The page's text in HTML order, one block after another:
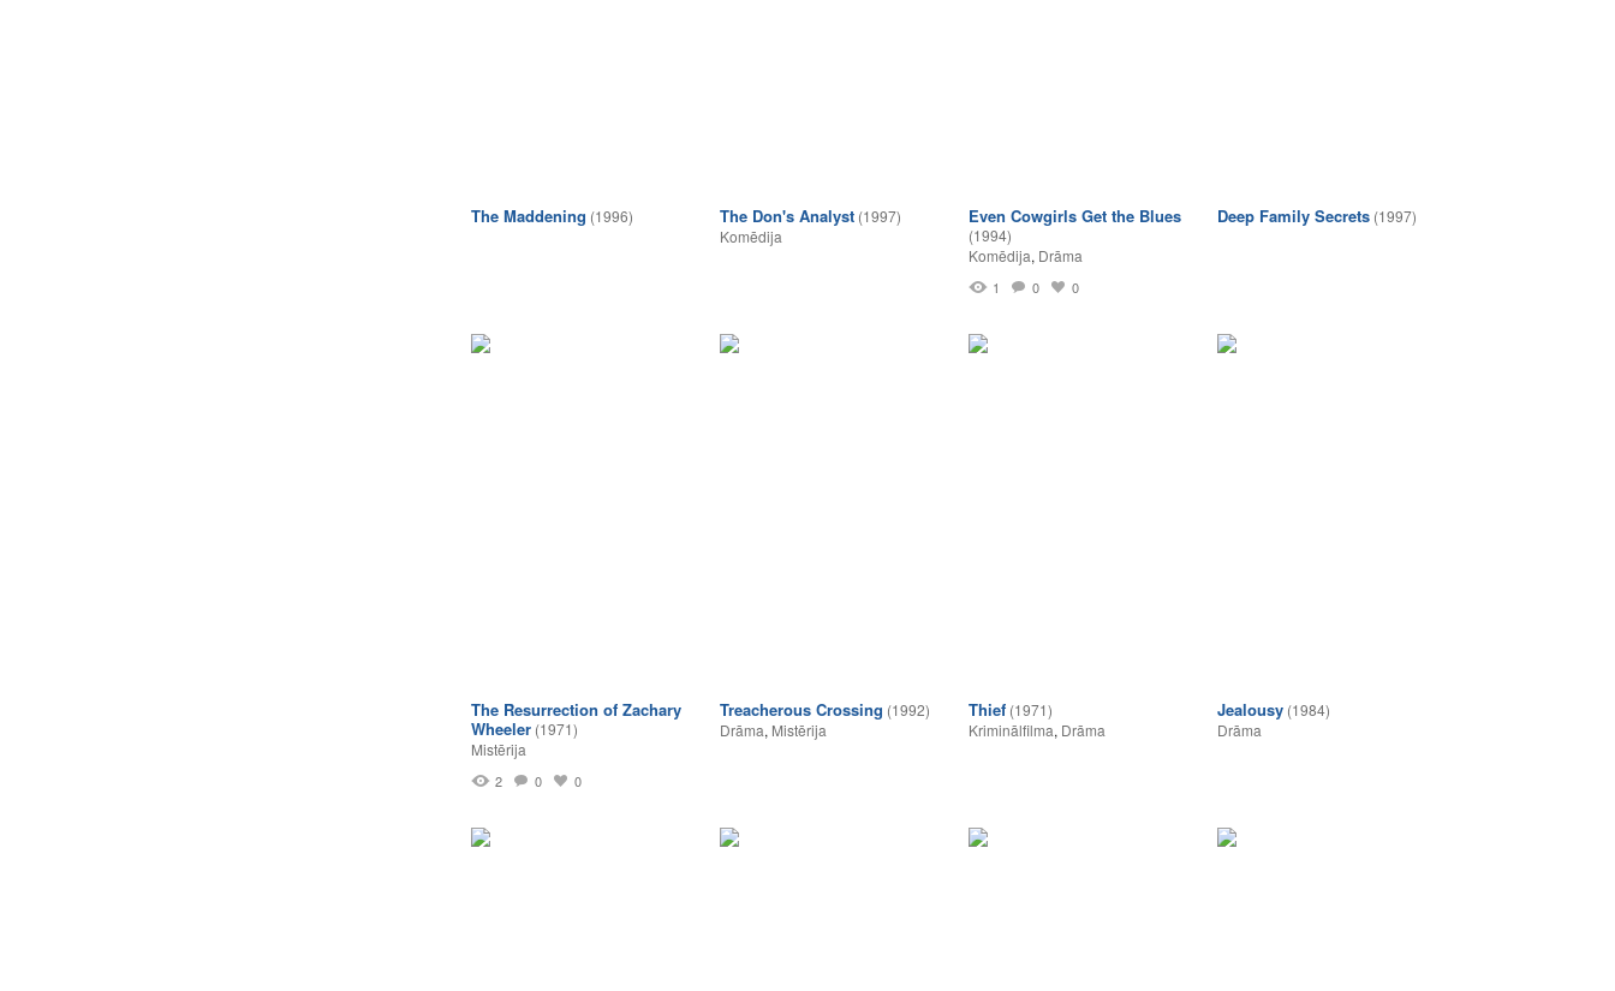
The Maddening (1996) The Don's Analyst (1997)
Komēdija
Even Cowgirls Get the Blues
(1994)
Komēdija, Drāma
1 0 0
Deep Family Secrets (1997)
The Resurrection of Zachary
Wheeler (1971)
Mistērija
2 0 0
Treacherous Crossing (1992)
Drāma, Mistērija
Thief (1971)
Kriminālfilma, Drāma
Jealousy (1984)
Drāma